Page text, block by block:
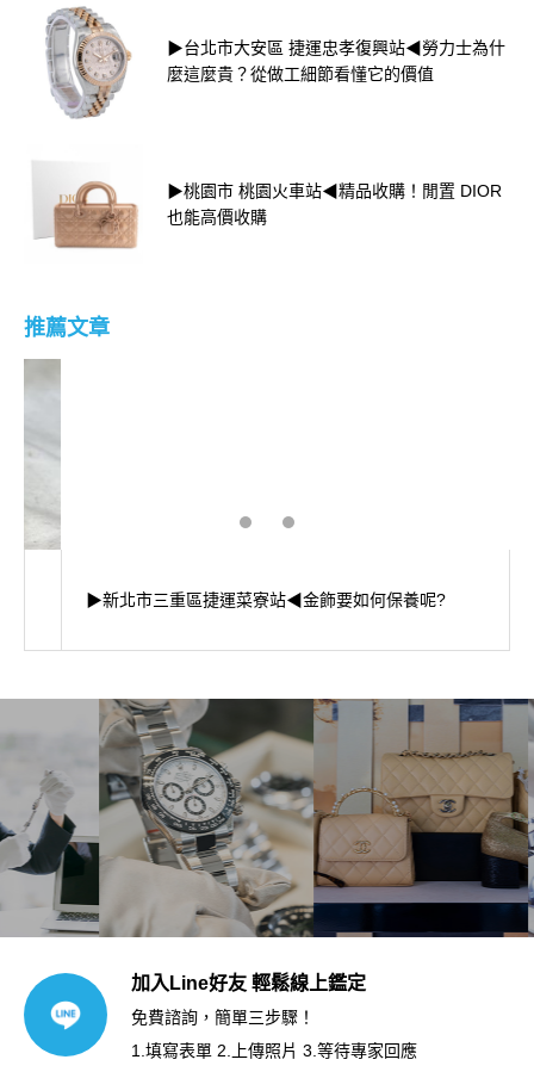
▶台北市大安區 捷運忠孝復興站◀勞力士為什
麼這麼貴？從做工細節看懂它的價值
▶桃園市 桃園火車站◀精品收購！閒置 DIOR
也能高價收購
推薦文章
▶新北市三重區捷運菜寮站◀金飾要如何保養呢?
加入Line好友 輕鬆線上鑑定
免費諮詢，簡單三步驟！
1.填寫表單 2.上傳照片 3.等待專家回應